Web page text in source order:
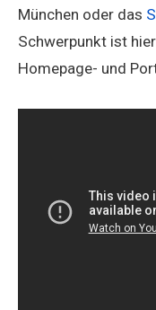
München oder das
Schwerpunkt ist
Homepage- und